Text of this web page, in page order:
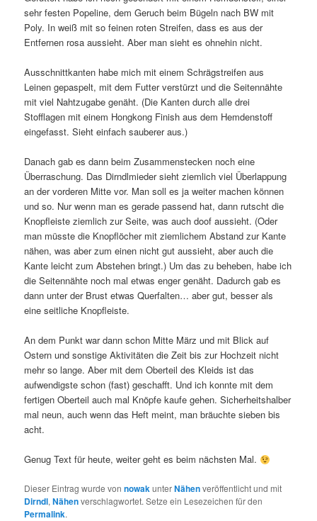
sehr festen Popeline, dem Geruch beim Bügeln nach BW mit
Poly. In weiß mit so feinen roten Streifen, dass es aus der
Entfernen rosa aussieht. Aber man sieht es ohnehin nicht.
Ausschnittkanten habe mich mit einem Schrägstreifen aus
Leinen gepaspelt, mit dem Futter verstürzt und die Seitennähte
mit viel Nahtzugabe genäht. (Die Kanten durch alle drei
Stofflagen mit einem Hongkong Finish aus dem Hemdenstoff
eingefasst. Sieht einfach sauberer aus.)
Danach gab es dann beim Zusammenstecken noch eine
Überraschung. Das Dirndlmieder sieht ziemlich viel Überlappung
an der vorderen Mitte vor. Man soll es ja weiter machen können
und so. Nur wenn man es gerade passend hat, dann rutscht die
Knopfleiste ziemlich zur Seite, was auch doof aussieht. (Oder
man müsste die Knopflöcher mit ziemlichem Abstand zur Kante
nähen, was aber zum einen nicht gut aussieht, aber auch die
Kante leicht zum Abstehen bringt.) Um das zu beheben, habe ich
die Seitennähte noch mal etwas enger genäht. Dadurch gab es
dann unter der Brust etwas Querfalten… aber gut, besser als
eine seitliche Knopfleiste.
An dem Punkt war dann schon Mitte März und mit Blick auf
Ostern und sonstige Aktivitäten die Zeit bis zur Hochzeit nicht
mehr so lange. Aber mit dem Oberteil des Kleids ist das
aufwendigste schon (fast) geschafft. Und ich konnte mit dem
fertigen Oberteil auch mal Knöpfe kaufe gehen. Sicherheitshalber
mal neun, auch wenn das Heft meint, man bräuchte sieben bis
acht.
Genug Text für heute, weiter geht es beim nächsten Mal.
Dieser Eintrag wurde vonnowak unterNähenveröffentlicht und mit
Dirndl,Nähenverschlagwortet. Setze ein Lesezeichen für den
Permalink.